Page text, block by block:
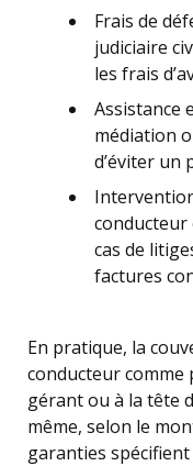
Frais de
judiciaire
les frais
Assistance
médiation
d’éviter un
conducteur
cas de
factures
En pratique, la
conducteur comme
gérant ou à la tête
même, selon le
garanties